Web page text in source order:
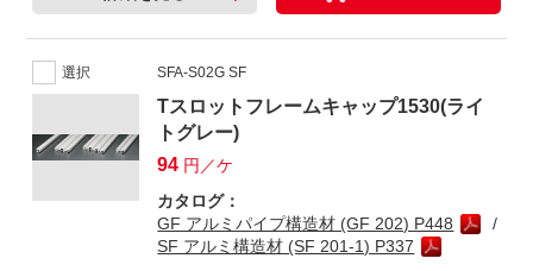
選択 SFA-S02G SF
Tスロットフレームキャップ1530(ライ
トグレー)
94 円／ケ
カタログ：
GF アルミパイプ構造材 (GF 202) P448
SF アルミ構造材 (SF 201-1) P337